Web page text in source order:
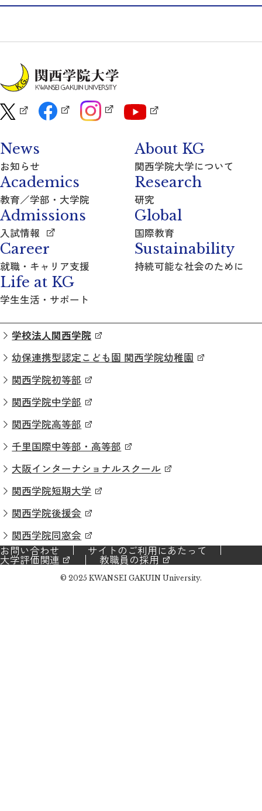
News
お知らせ
About KG
関西学院大学について
Academics
教育／学部・大学院
Research
研究
Admissions
入試情報
Global
国際教育
Career
就職・キャリア支援
Sustainability
持続可能な社会のために
Life at KG
学生生活・サポート
学校法人関西学院
幼保連携型認定こども園 関西学院幼稚園
関西学院初等部
関西学院中学部
関西学院高等部
千里国際中等部・高等部
大阪インターナショナルスクール
関西学院短期大学
関西学院後援会
関西学院同窓会
お問い合わせ
サイトのご利用にあたって
大学評価関連 教職員の採用
© 2025 KWANSEI GAKUIN University.